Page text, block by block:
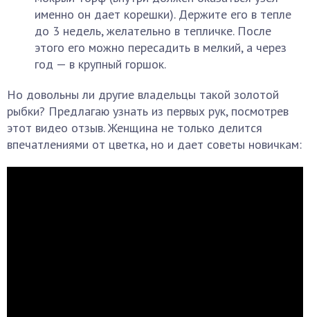
именно он дает корешки). Держите его в тепле
до 3 недель, желательно в тепличке. После
этого его можно пересадить в мелкий, а через
год — в крупный горшок.
Но довольны ли другие владельцы такой золотой
рыбки? Предлагаю узнать из первых рук, посмотрев
этот видео отзыв. Женщина не только делится
впечатлениями от цветка, но и дает советы новичкам: